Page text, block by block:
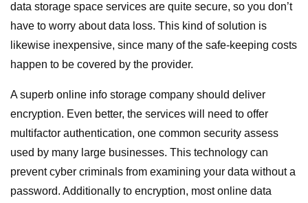
data storage space services are quite secure, so you don’t
have to worry about data loss. This kind of solution is
likewise inexpensive, since many of the safe-keeping costs
happen to be covered by the provider.
A superb online info storage company should deliver
encryption. Even better, the services will need to offer
multifactor authentication, one common security assess
used by many large businesses. This technology can
prevent cyber criminals from examining your data without a
password. Additionally to encryption, most online data